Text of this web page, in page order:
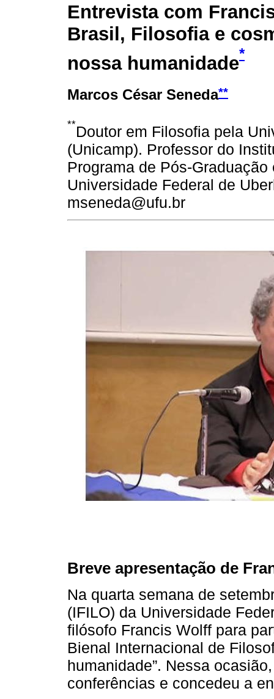
Entrevista com
Brasil, Filosofia e
nossa humanidade*
Marcos César Seneda**
**Doutor em Filosofia pela
(Unicamp). Professor do
Programa de Pós-
Universidade Federal de
mseneda@ufu.br
Breve apresentação de
Na quarta semana de
(IFILO) da Universidade
filósofo Francis Wolff para
Bienal Internacional de
humanidade”. Nessa
conferências e concedeu a